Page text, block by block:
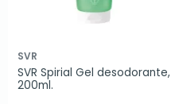
SVR
SVR Spirial Gel desodorante,
200ml.